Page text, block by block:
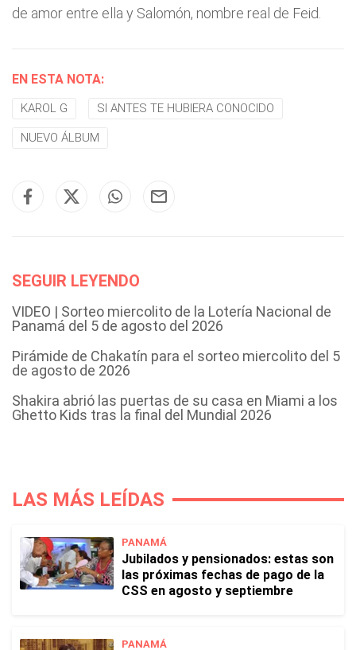
de amor entre ella y Salomón, nombre real de Feid.
EN ESTA NOTA:
KAROL G SI ANTES TE HUBIERA CONOCIDO
NUEVO ÁLBUM
SEGUIR LEYENDO
VIDEO | Sorteo miercolito de la Lotería Nacional de
Panamá del 5 de agosto del 2026
Pirámide de Chakatín para el sorteo miercolito del 5
de agosto de 2026
Shakira abrió las puertas de su casa en Miami a los
Ghetto Kids tras la final del Mundial 2026
LAS MÁS LEÍDAS
PANAMÁ
Jubilados y pensionados: estas son
las próximas fechas de pago de la
CSS en agosto y septiembre
PANAMÁ